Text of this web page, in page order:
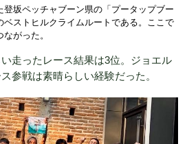
坂ペッチャブーン県の「プータップブー
ベストヒルクライムルートである。ここで
がった。
走ったレース結果は3位。ジョエル
参戦は素晴らしい経験だった。